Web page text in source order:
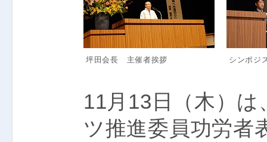
坪田会長 主催者挨拶 シンポジ
11月13日（木）
ツ推進委員功労者